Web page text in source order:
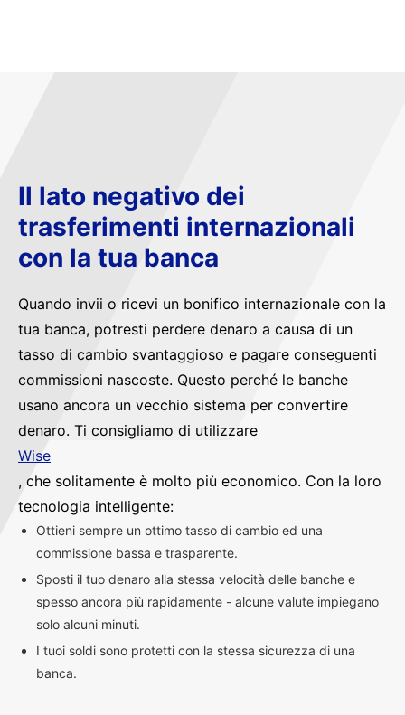
Il lato negativo dei
trasferimenti internazionali
con la tua banca
Quando invii o ricevi un bonifico internazionale con la
tua banca, potresti perdere denaro a causa di un
tasso di cambio svantaggioso e pagare conseguenti
commissioni nascoste. Questo perché le banche
usano ancora un vecchio sistema per convertire
denaro. Ti consigliamo di utilizzare
Wise
, che solitamente è molto più economico. Con la loro
tecnologia intelligente:
Ottieni sempre un ottimo tasso di cambio ed una
commissione bassa e trasparente.
Sposti il tuo denaro alla stessa velocità delle banche e
spesso ancora più rapidamente - alcune valute impiegano
solo alcuni minuti.
I tuoi soldi sono protetti con la stessa sicurezza di una
banca.